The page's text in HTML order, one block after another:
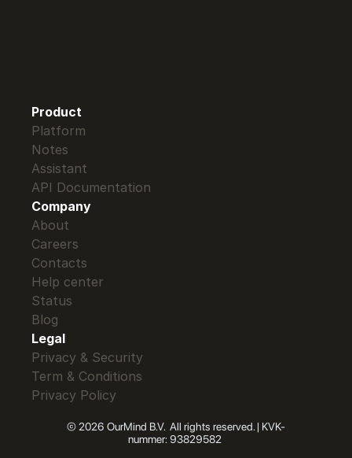
Product
Platform
Notes
Assistant
API Documentation
Company
About
Careers
Contacts
Help center
Status
Blog
Legal
Privacy & Security
Term & Conditions
Privacy Policy
© 2026 OurMind B.V.  All rights reserved. | KVK-
nummer: 93829582